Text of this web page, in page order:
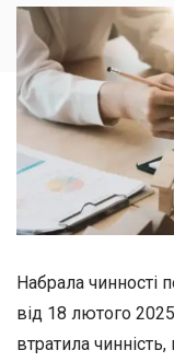
Набрала чинності
від 18 лютого
втратила